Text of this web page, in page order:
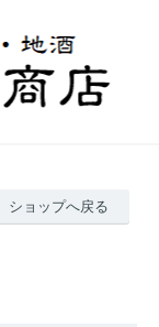
ショップへ戻る